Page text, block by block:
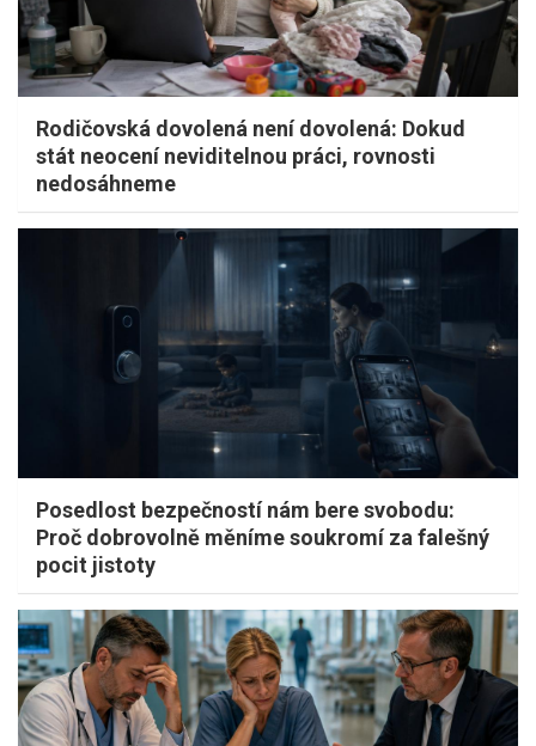
Rodičovská dovolená není dovolená: Dokud
stát neocení neviditelnou práci, rovnosti
nedosáhneme
Posedlost bezpečností nám bere svobodu:
Proč dobrovolně měníme soukromí za falešný
pocit jistoty